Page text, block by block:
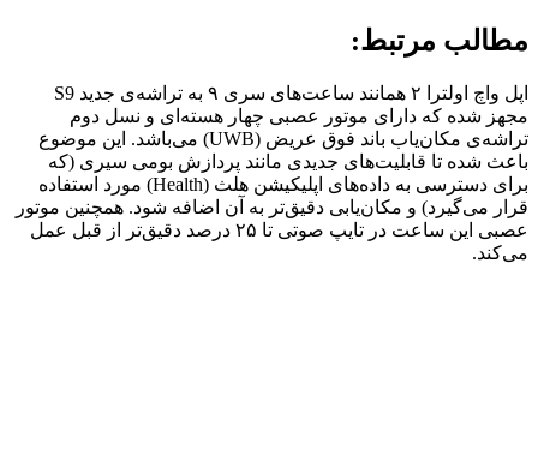
مطالب مرتبط:
اپل واچ اولترا ۲ همانند ساعت‌های سری ۹ به تراشه‌ی جدید S9
مجهز شده که دارای موتور عصبی چهار هسته‌ای و نسل دوم
تراشه‌ی مکان‌یاب باند فوق عریض (UWB) می‌باشد. این موضوع
باعث شده تا قابلیت‌های جدیدی مانند پردازش بومی سیری (که
برای دسترسی به داده‌های اپلیکیشن هلث (Health) مورد استفاده
قرار می‌گیرد) و مکان‌یابی دقیق‌تر به آن اضافه شود. همچنین موتور
عصبی این ساعت در تایپ صوتی تا ۲۵ درصد دقیق‌تر از قبل عمل
می‌کند.